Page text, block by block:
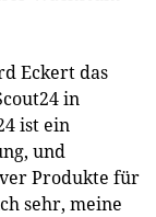
Eckert das
in
ist ein
und
Produkte für
sehr, meine